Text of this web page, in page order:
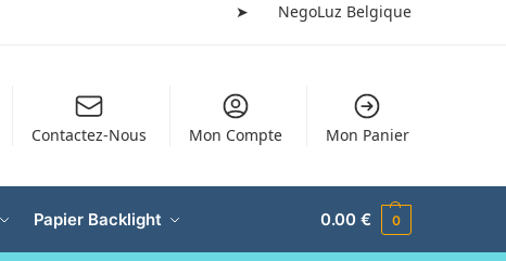
➤ NegoLuz Belgique
Contactez-Nous Mon Compte Mon Panier
Papier Backlight 0.00€ 0